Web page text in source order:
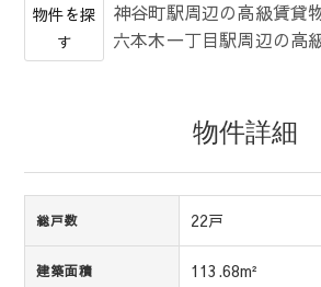
物件を探
す
神谷町駅周辺の高級賃貸
六本木一丁目駅周辺の高
物件詳細
総戸数 22戸
建築面積 113.68m²